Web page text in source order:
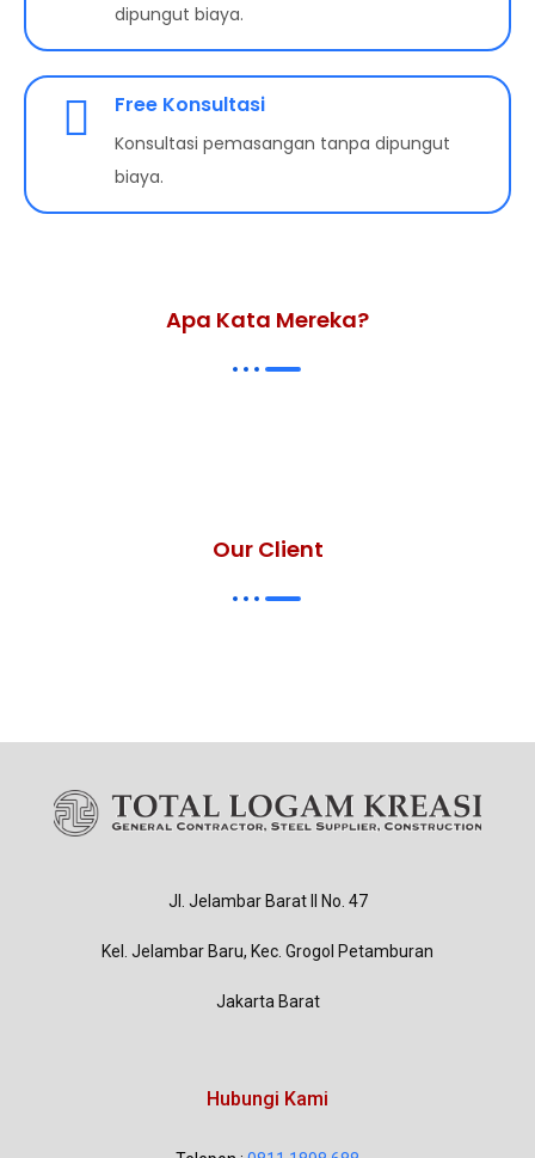
dipungut biaya.
Free Konsultasi
Konsultasi pemasangan tanpa dipungut
biaya.
Apa Kata Mereka?
Our Client
Jl. Jelambar Barat II No. 47
Kel. Jelambar Baru, Kec. Grogol Petamburan
Jakarta Barat
Hubungi Kami